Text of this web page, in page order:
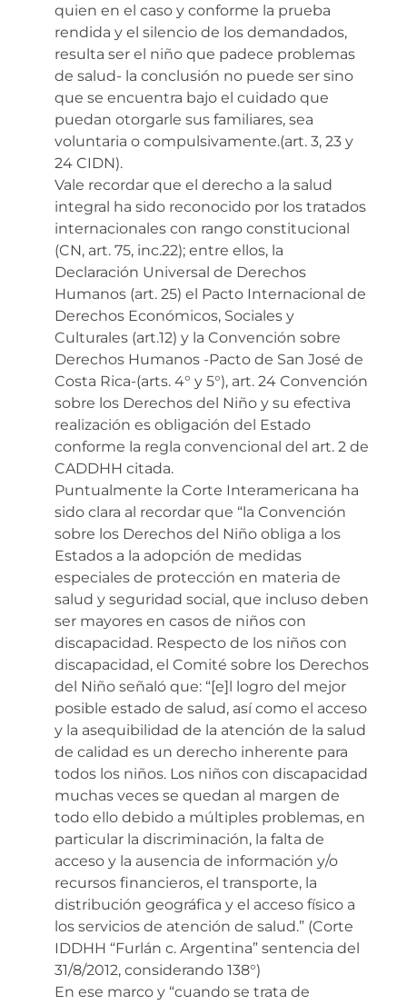
quien en el caso y conforme la prueba
rendida y el silencio de los demandados,
resulta ser el niño que padece problemas
de salud- la conclusión no puede ser sino
que se encuentra bajo el cuidado que
puedan otorgarle sus familiares, sea
voluntaria o compulsivamente.(art. 3, 23 y
24 CIDN).
Vale recordar que el derecho a la salud
integral ha sido reconocido por los tratados
internacionales con rango constitucional
(CN, art. 75, inc.22); entre ellos, la
Declaración Universal de Derechos
Humanos (art. 25) el Pacto Internacional de
Derechos Económicos, Sociales y
Culturales (art.12) y la Convención sobre
Derechos Humanos -Pacto de San José de
Costa Rica-(arts. 4° y 5°), art. 24 Convención
sobre los Derechos del Niño y su efectiva
realización es obligación del Estado
conforme la regla convencional del art. 2 de
CADDHH citada.
Puntualmente la Corte Interamericana ha
sido clara al recordar que “la Convención
sobre los Derechos del Niño obliga a los
Estados a la adopción de medidas
especiales de protección en materia de
salud y seguridad social, que incluso deben
ser mayores en casos de niños con
discapacidad. Respecto de los niños con
discapacidad, el Comité sobre los Derechos
del Niño señaló que: “[e]l logro del mejor
posible estado de salud, así como el acceso
y la asequibilidad de la atención de la salud
de calidad es un derecho inherente para
todos los niños. Los niños con discapacidad
muchas veces se quedan al margen de
todo ello debido a múltiples problemas, en
particular la discriminación, la falta de
acceso y la ausencia de información y/o
recursos financieros, el transporte, la
distribución geográfica y el acceso físico a
los servicios de atención de salud.” (Corte
IDDHH “Furlán c. Argentina” sentencia del
31/8/2012, considerando 138°)
En ese marco y “cuando se trata de